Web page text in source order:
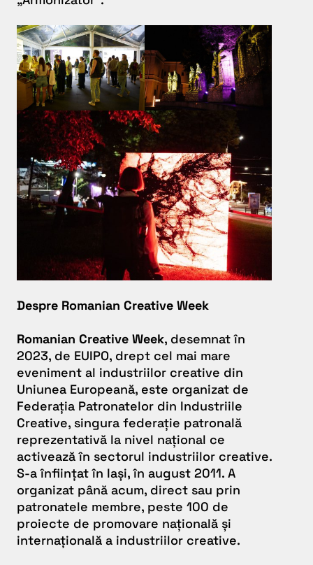
Despre Romanian Creative Week
Romanian Creative Week, desemnat în
2023, de EUIPO, drept cel mai mare
eveniment al industriilor creative din
Uniunea Europeană, este organizat de
Federația Patronatelor din Industriile
Creative, singura federație patronală
reprezentativă la nivel național ce
activează în sectorul industriilor creative.
S-a înființat în Iași, în august 2011. A
organizat până acum, direct sau prin
patronatele membre, peste 100 de
proiecte de promovare națională și
internațională a industriilor creative.